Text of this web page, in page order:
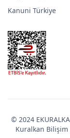
Kanuni Türkiye
© 2024
Kuralkan Bilişim